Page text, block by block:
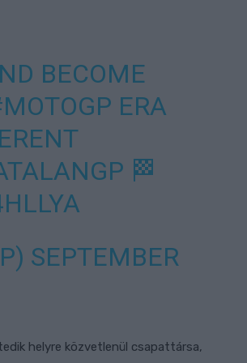
BECOME
ERA
🏁
SEPTEMBER
helyre közvetlenül csapattársa,